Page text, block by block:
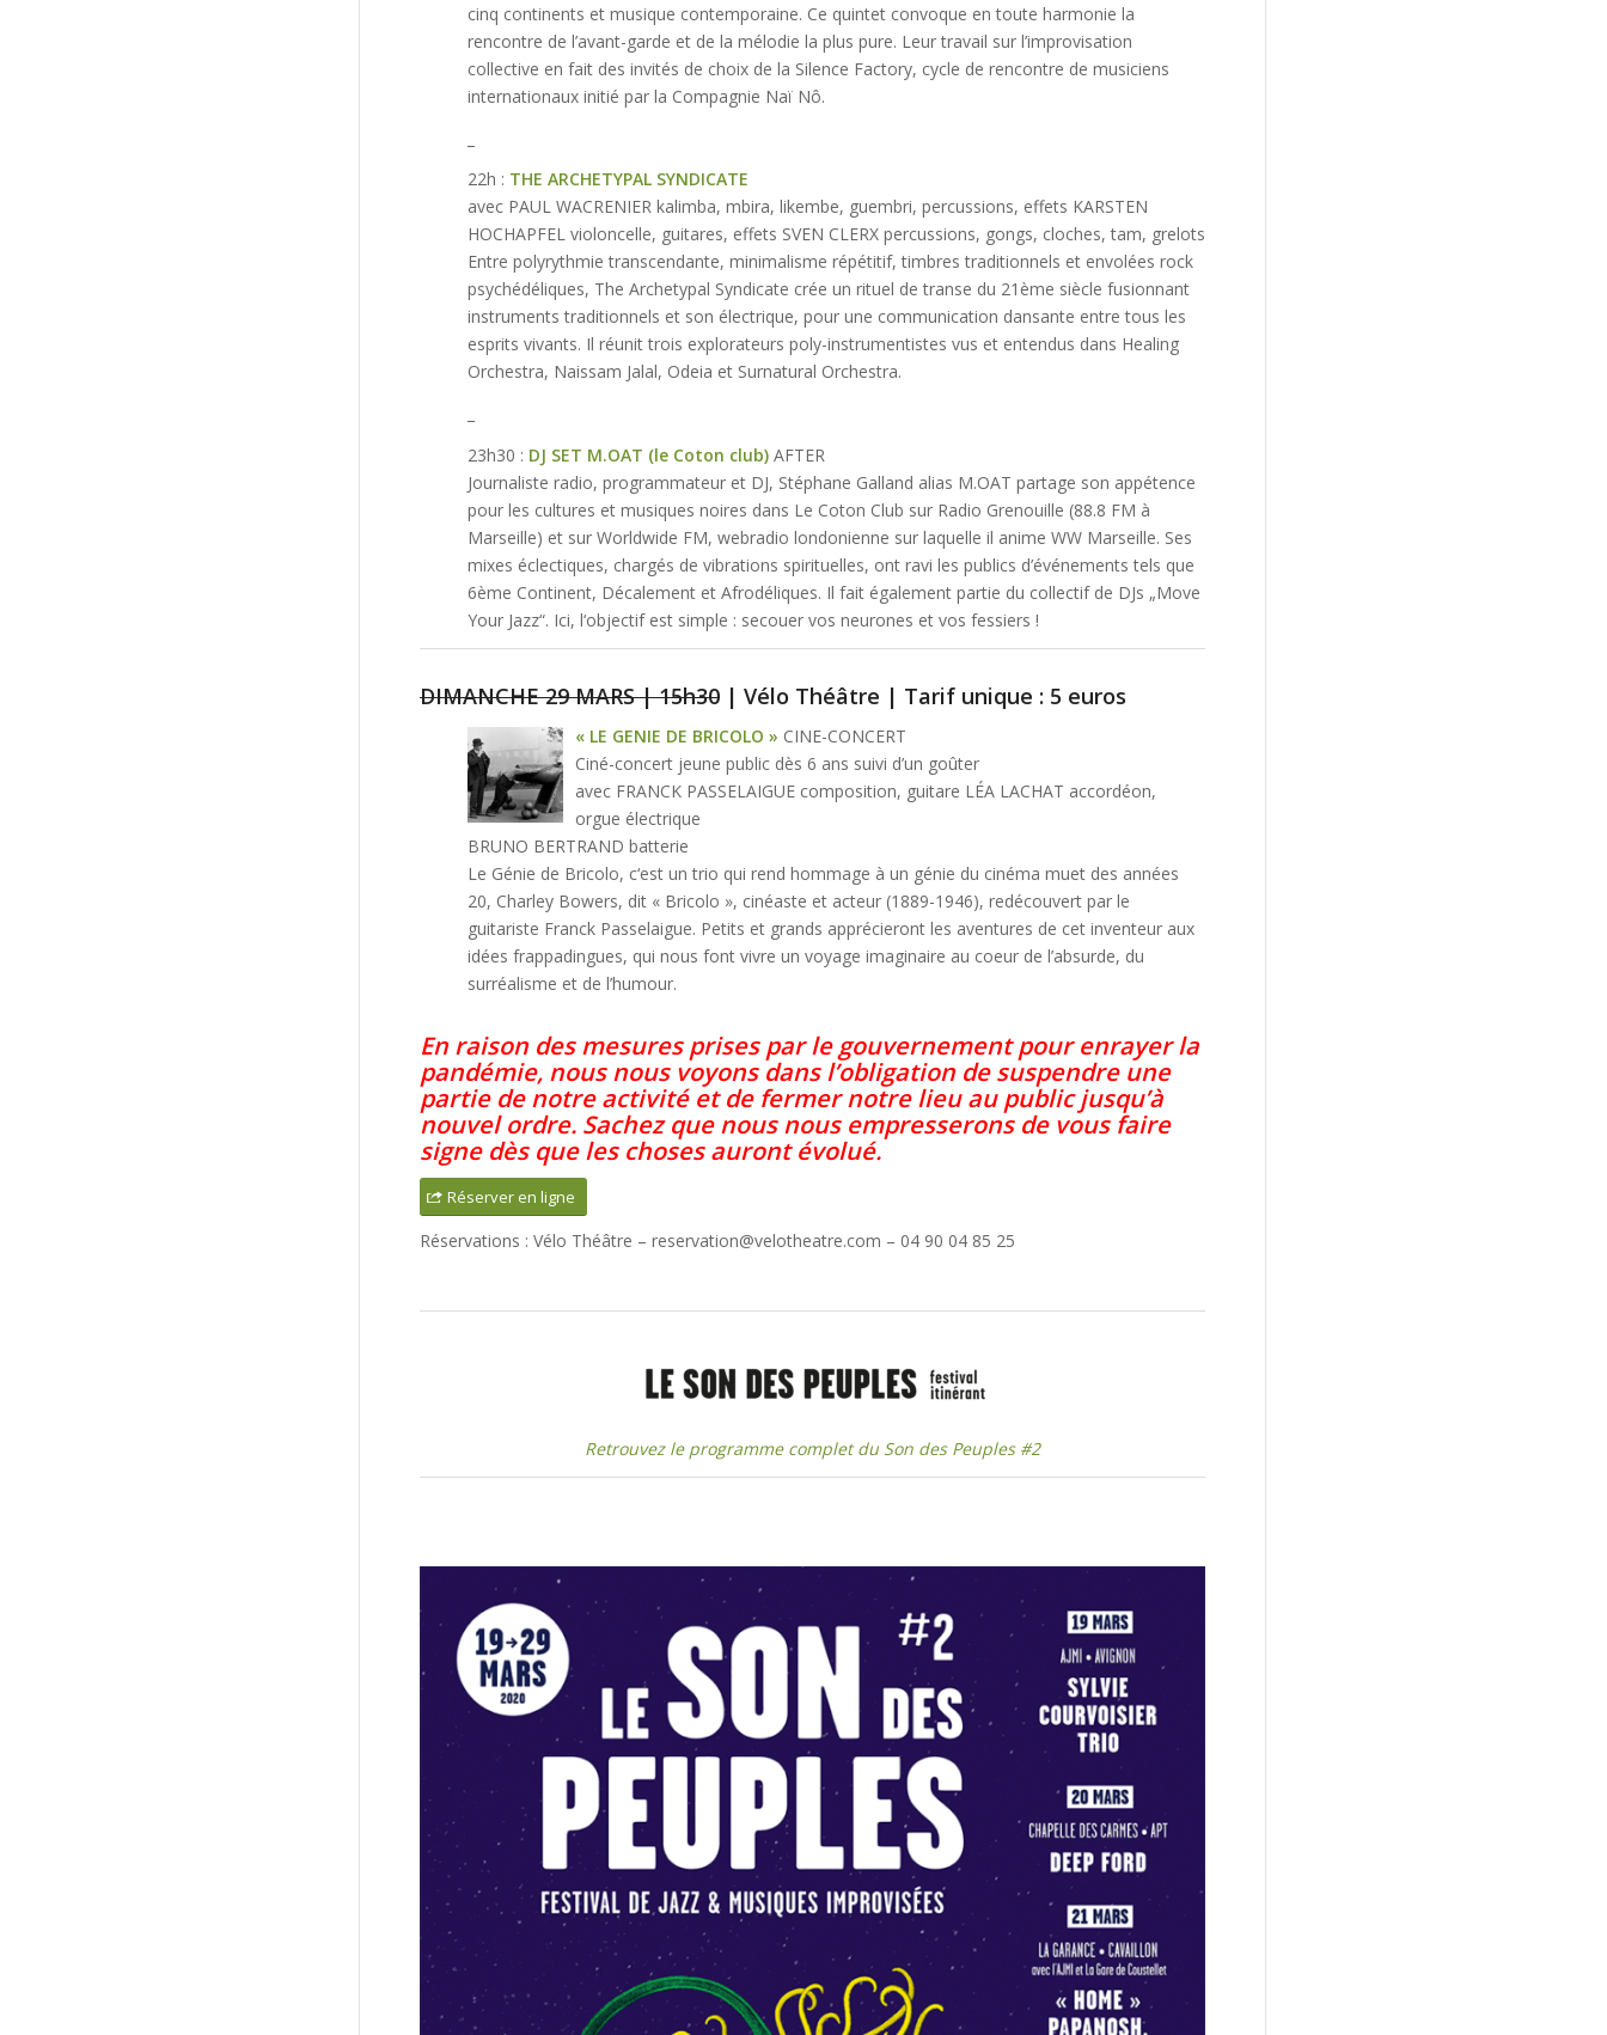
cinq continents et musique contemporaine. Ce quintet convoque en toute harmonie la
rencontre de l’avant-garde et de la mélodie la plus pure. Leur travail sur l’improvisation
collective en fait des invités de choix de la Silence Factory, cycle de rencontre de musiciens
internationaux initié par la Compagnie Naï Nô.
22h : THE ARCHETYPAL SYNDICATE
avec PAUL WACRENIER kalimba, mbira, likembe, guembri, percussions, effets KARSTEN
HOCHAPFEL violoncelle, guitares, effets SVEN CLERX percussions, gongs, cloches, tam, grelots
Entre polyrythmie transcendante, minimalisme répétitif, timbres traditionnels et envolées rock
psychédéliques, The Archetypal Syndicate crée un rituel de transe du 21ème siècle fusionnant
instruments traditionnels et son électrique, pour une communication dansante entre tous les
esprits vivants. Il réunit trois explorateurs poly-instrumentistes vus et entendus dans Healing
Orchestra, Naissam Jalal, Odeia et Surnatural Orchestra.
23h30 : DJ SET M.OAT (le Coton club) AFTER
Journaliste radio, programmateur et DJ, Stéphane Galland alias M.OAT partage son appétence
pour les cultures et musiques noires dans Le Coton Club sur Radio Grenouille (88.8 FM à
Marseille) et sur Worldwide FM, webradio londonienne sur laquelle il anime WW Marseille. Ses
mixes éclectiques, chargés de vibrations spirituelles, ont ravi les publics d’événements tels que
6ème Continent, Décalement et Afrodéliques. Il fait également partie du collectif de DJs „Move
Your Jazz“. Ici, l‘objectif est simple : secouer vos neurones et vos fessiers !
DIMANCHE 29 MARS | 15h30 | Vélo Théâtre | Tarif unique : 5 euros
« LE GENIE DE BRICOLO » CINE-CONCERT
Ciné-concert jeune public dès 6 ans suivi d’un goûter
avec FRANCK PASSELAIGUE composition, guitare LÉA LACHAT accordéon,
orgue électrique
BRUNO BERTRAND batterie
Le Génie de Bricolo, c‘est un trio qui rend hommage à un génie du cinéma muet des années
20, Charley Bowers, dit « Bricolo », cinéaste et acteur (1889-1946), redécouvert par le
guitariste Franck Passelaigue. Petits et grands apprécieront les aventures de cet inventeur aux
idées frappadingues, qui nous font vivre un voyage imaginaire au coeur de l’absurde, du
surréalisme et de l’humour.
En raison des mesures prises par le gouvernement pour enrayer la
pandémie, nous nous voyons dans l’obligation de suspendre une
partie de notre activité et de fermer notre lieu au publicjusqu’à
nouvel ordre. Sachez que nous nous empresserons de vous faire
signe dès que les choses auront évolué.
Réserver en ligne
Réservations : Vélo Théâtre – reservation@velotheatre.com – 04 90 04 85 25
Retrouvez le programme complet du Son des Peuples #2